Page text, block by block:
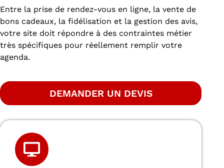
Entre la prise de rendez-vous en ligne, la vente de
bons cadeaux, la fidélisation et la gestion des avis,
votre site doit répondre à des contraintes métier
très spécifiques pour réellement remplir votre
agenda.
DEMANDER UN DEVIS